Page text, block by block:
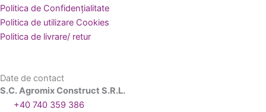
Politica de Confidențialitate
Politica de utilizare Cookies
Politica de livrare/ retur
Date de contact
S.C. Agromix Construct S.R.L.
+40 740 359 386